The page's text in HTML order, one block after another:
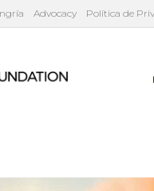
Advocacy Política de